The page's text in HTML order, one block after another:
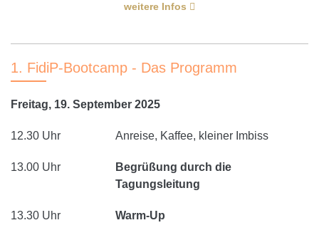
weitere Infos
1. FidiP-Bootcamp - Das Programm
Freitag, 19. September 2025
12.30 Uhr Anreise, Kaffee, kleiner Imbiss
13.00 Uhr
Begrüßung durch die
Tagungsleitung
13.30 Uhr Warm-Up